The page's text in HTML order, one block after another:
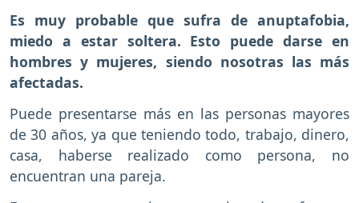
Es muy probable que sufra de anuptafobia,
miedo a estar soltera. Esto puede darse en
hombres y mujeres, siendo nosotras las más
afectadas.
Puede presentarse más en las personas mayores
de 30 años, ya que teniendo todo, trabajo, dinero,
casa, haberse realizado como persona, no
encuentran una pareja.